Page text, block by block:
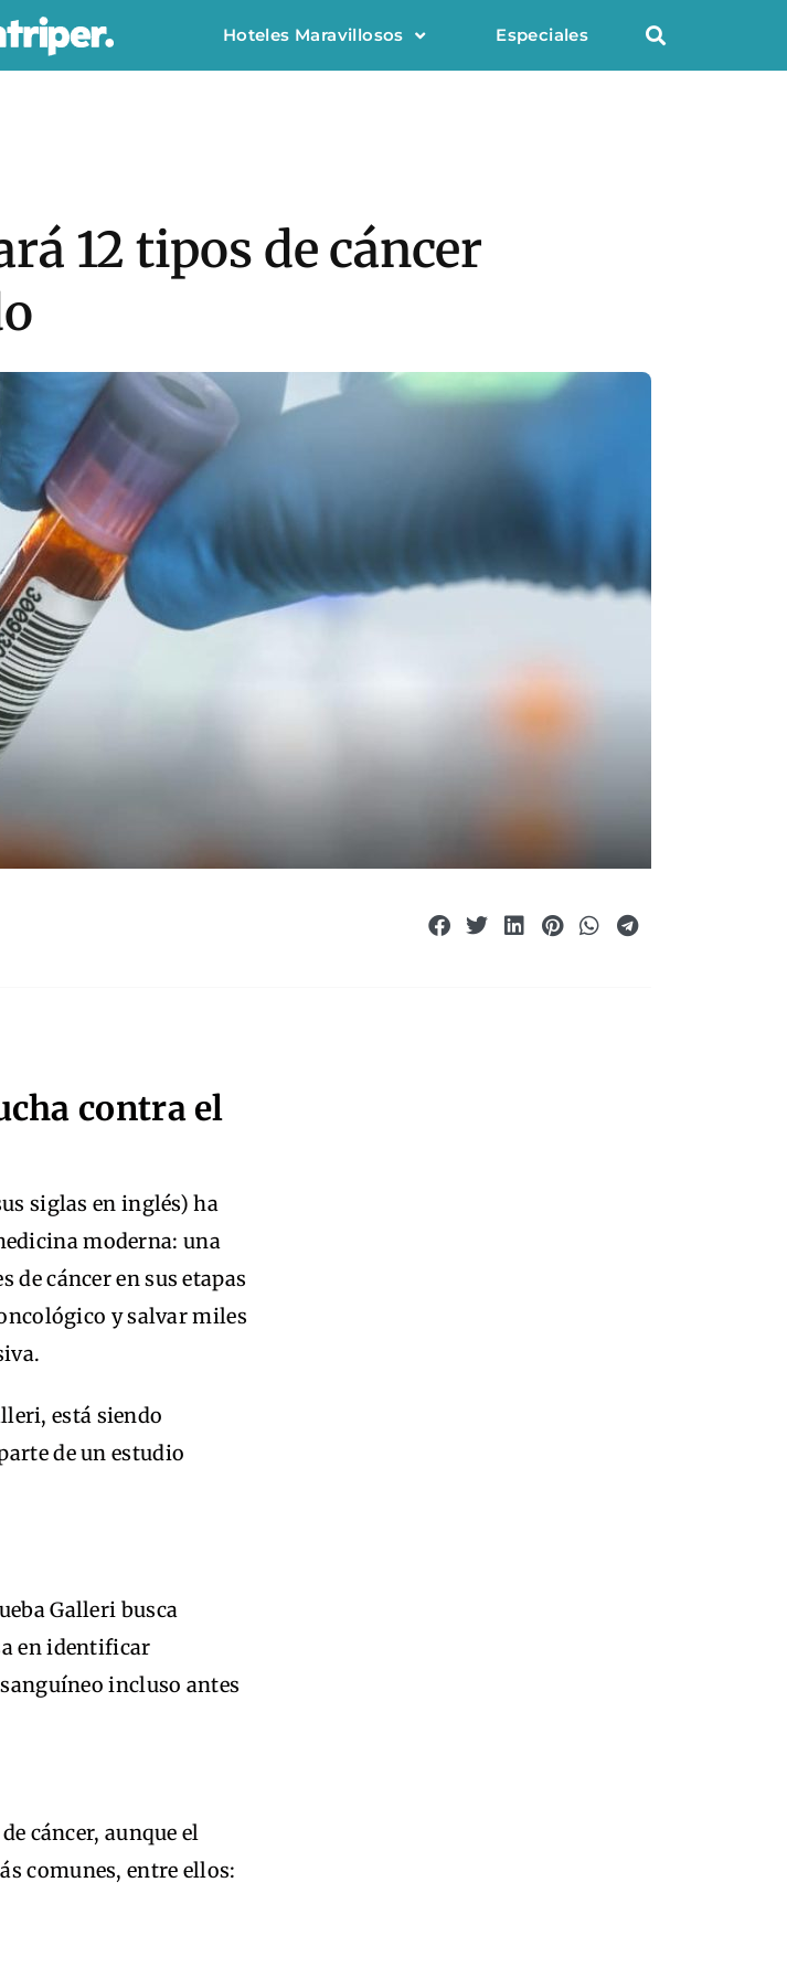
Hoteles Maravillosos Especiales
12 tipos de cáncer
contra el
siglas en inglés) ha
moderna: una
de cáncer en sus etapas
y salvar miles
está siendo
de un estudio
Galleri busca
en identificar
incluso antes
cáncer, aunque el
comunes, entre ellos: